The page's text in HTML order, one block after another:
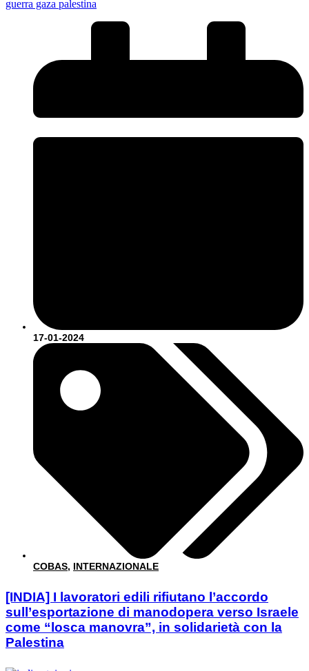
17-01-2024
COBAS, INTERNAZIONALE
[INDIA] I lavoratori edili rifiutano l’accordo
sull’esportazione di manodopera verso Israele
come “losca manovra”, in solidarietà con la
Palestina